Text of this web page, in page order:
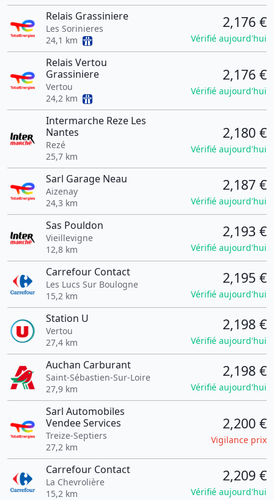
Relais Grassiniere
Les Sorinieres
24,1 km
2,176 €
Vérifié aujourd'hui
Relais Vertou
Grassiniere
Vertou
24,2 km
2,176 €
Vérifié aujourd'hui
Intermarche Reze Les
Nantes
Rezé
25,7 km
2,180 €
Vérifié aujourd'hui
Sarl Garage Neau
Aizenay
24,3 km
2,187 €
Vérifié aujourd'hui
Sas Pouldon
Vieillevigne
12,8 km
2,193 €
Vérifié aujourd'hui
Carrefour Contact
Les Lucs Sur Boulogne
15,2 km
2,195 €
Vérifié aujourd'hui
Station U
Vertou
27,4 km
2,198 €
Vérifié aujourd'hui
Auchan Carburant
Saint-Sébastien-Sur-Loire
27,9 km
2,198 €
Vérifié aujourd'hui
Sarl Automobiles
Vendee Services
Treize-Septiers
27,2 km
2,200 €
Vigilance prix
Carrefour Contact
La Chevrolière
15,2 km
2,209 €
Vérifié aujourd'hui